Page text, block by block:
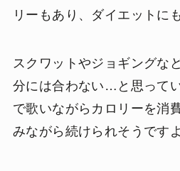
リーもあり、ダイエットに
スクワットやジョギングな
分には合わない…と思って
で歌いながらカロリーを消
みながら続けられそうですよ